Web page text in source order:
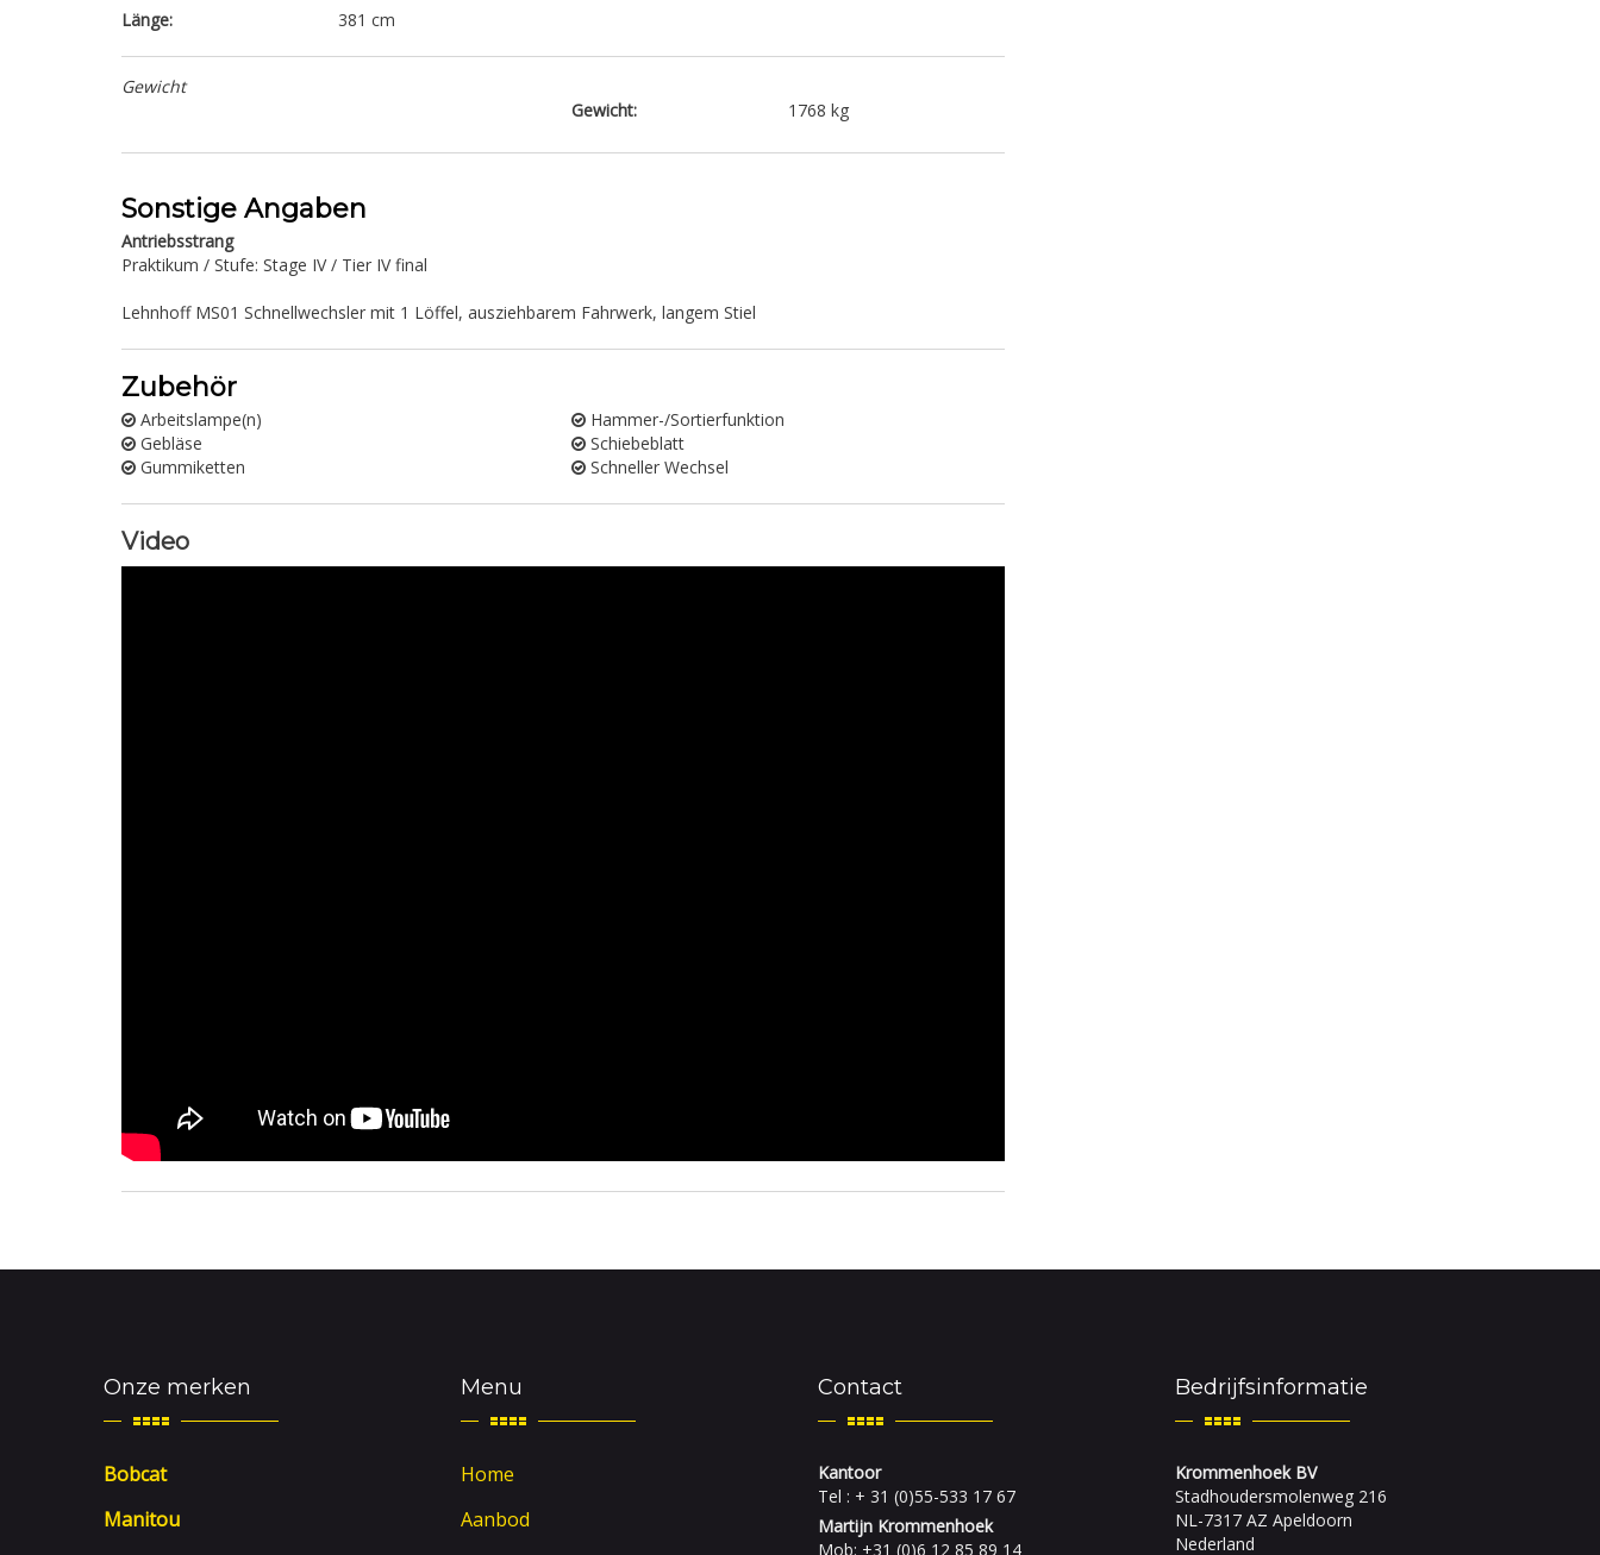
Länge:
381 cm
Gewicht
Gewicht:
1768 kg
Sonstige Angaben
Antriebsstrang
Praktikum / Stufe: Stage IV / Tier IV final
Lehnhoff MS01 Schnellwechsler mit 1 Löffel, ausziehbarem Fahrwerk, langem Stiel
Zubehör
Arbeitslampe(n)
Gebläse
Gummiketten
Hammer-/Sortierfunktion
Schiebeblatt
Schneller Wechsel
Video
Onze merken
Bobcat
Manitou
Menu
Home
Aanbod
Contact
Kantoor
Tel : + 31 (0)55-533 17 67
Martijn Krommenhoek
Mob: +31 (0)6 12 85 89 14
Bedrijfsinformatie
Krommenhoek BV
Stadhoudersmolenweg 216
NL-7317 AZ Apeldoorn
Nederland